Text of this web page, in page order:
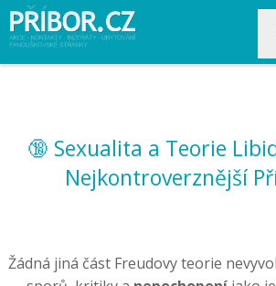
🔞 Sexualita a Teorie
Nejkontroverznější
Žádná jiná část Freudovy teorie